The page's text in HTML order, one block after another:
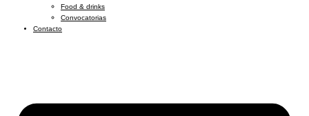
Food & drinks
Convocatorias
Contacto